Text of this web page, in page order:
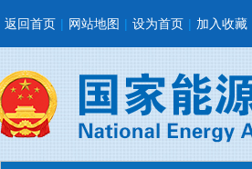
返回首页 | 网站地图 | 设为首页 | 加入收藏